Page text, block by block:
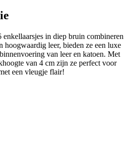
in diep bruin combineren
hoogwaardig leer, bieden ze een luxe
van leer en katoen. Met
van 4 cm zijn ze perfect voor
een vleugje flair!